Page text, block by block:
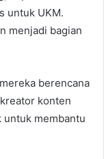
untuk UKM.
menjadi bagian
berencana
konten
membantu